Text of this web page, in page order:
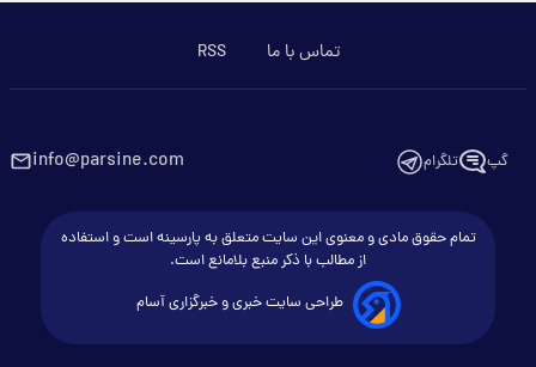
تماس با ما RSS
گپ تلگرام info@parsine.com
تمام حقوق مادی و معنوی این سایت متعلق به پارسینه است و استفاده
از مطالب با ذکر منبع بلامانع است.
طراحی سایت خبری و خبرگزاری آسام